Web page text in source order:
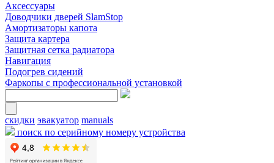
Аксессуары
Доводчики дверей SlamStop
Амортизаторы капота
Защита картера
Защитная сетка радиатора
Навигация
Подогрев сидений
Фаркопы с профессиональной установкой
скидки эвакуатор manuals
поиск по серийному номеру устройства